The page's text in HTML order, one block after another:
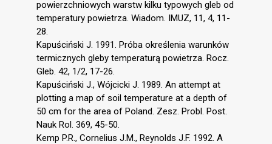
powierzchniowych warstw kilku typowych gleb od
temperatury powietrza. Wiadom. IMUZ, 11, 4, 11-
28.
Kapuściński J. 1991. Próba określenia warunków
termicznych gleby temperaturą powietrza. Rocz.
Gleb. 42, 1/2, 17-26.
Kapuściński J., Wójcicki J. 1989. An attempt at
plotting a map of soil temperature at a depth of
50 cm for the area of Poland. Zesz. Probl. Post.
Nauk Rol. 369, 45-50.
Kemp P.R., Cornelius J.M., Reynolds J.F. 1992. A